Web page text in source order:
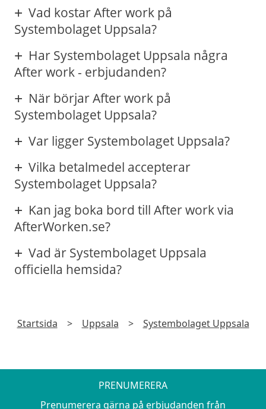
Vad kostar After work på
Systembolaget Uppsala?
Har Systembolaget Uppsala några
After work - erbjudanden?
När börjar After work på
Systembolaget Uppsala?
Var ligger Systembolaget Uppsala?
Vilka betalmedel accepterar
Systembolaget Uppsala?
Kan jag boka bord till After work via
AfterWorken.se?
Vad är Systembolaget Uppsala
officiella hemsida?
Startsida > Uppsala > Systembolaget Uppsala
PRENUMERERA
Prenumerera gärna på erbjudanden från